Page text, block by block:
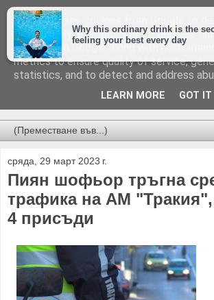
Новини от Бургас, страната и света!
сряда, 29 март 2023 г.
Пиян шофьор тръгна
трафика на АМ "Тракия",
4 присъди
This site uses cookies from Google to
and to analyze traffic. Your IP address
shared with Google along with
metrics to ensure quality of service,
statistics, and to detect and address
LEARN MORE GOT IT